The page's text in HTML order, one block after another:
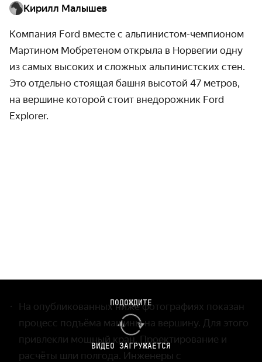
Кирилл Малышев
Компания Ford вместе с альпинистом-чемпионом
Мартином Мобретеном открыла в Норвегии одну
из самых высоких и сложных альпинистских стен.
Это отдельно стоящая башня высотой 47 метров,
на вершине которой стоит внедорожник Ford
Explorer.
ПОДОЖДИТЕ
ВИДЕО ЗАГРУЖАЕТСЯ
На опубликованных ниже фотографиях показан
процесс подъёма машины на вершину. Для этого
привлекли мощный кран. Проектирование и
расчёты шли полгода. Инженеры с